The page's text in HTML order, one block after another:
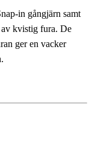
in gångjärn samt
kvistig fura. De
ger en vacker